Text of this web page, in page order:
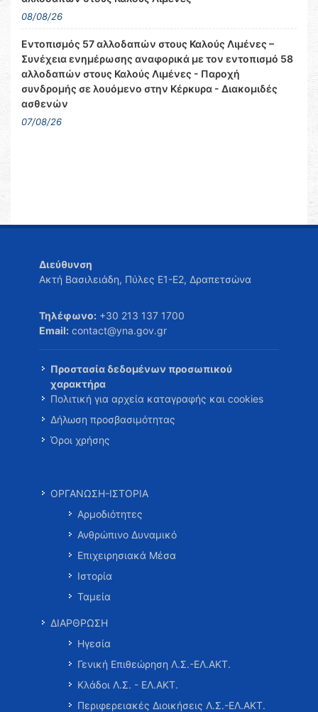
08/08/26
Εντοπισμός 57 αλλοδαπών στους Καλούς Λιμένες –
Συνέχεια ενημέρωσης αναφορικά με τον εντοπισμό 58
αλλοδαπών στους Καλούς Λιμένες - Παροχή
συνδρομής σε λουόμενο στην Κέρκυρα - Διακομιδές
ασθενών
07/08/26
Διεύθυνση
Ακτή Βασιλειάδη, Πύλες Ε1-Ε2, Δραπετσώνα
Τηλέφωνο: +30 213 137 1700
Email: contact@yna.gov.gr
Προστασία δεδομένων προσωπικού
χαρακτήρα
Πολιτική για αρχεία καταγραφής και cookies
Δήλωση προσβασιμότητας
Όροι χρήσης
ΟΡΓΑΝΩΣΗ-ΙΣΤΟΡΙΑ
Αρμοδιότητες
Ανθρώπινο Δυναμικό
Επιχειρησιακά Μέσα
Ιστορία
Ταμεία
ΔΙΑΡΘΡΩΣΗ
Ηγεσία
Γενική Επιθεώρηση Λ.Σ.-ΕΛ.ΑΚΤ.
Κλάδοι Λ.Σ. - ΕΛ.ΑΚΤ.
Περιφερειακές Διοικήσεις Λ.Σ.-ΕΛ.ΑΚΤ.